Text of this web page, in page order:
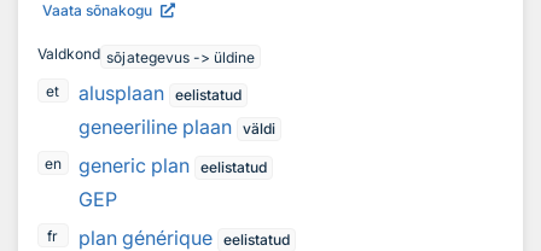
Vaata sõnakogu
Valdkond sõjategevus -> üldine
et
alusplaan eelistatud
geneeriline plaan väldi
en
generic plan eelistatud
GEP
fr plan générique eelistatud